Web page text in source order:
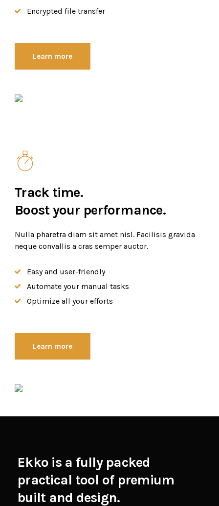
Encrypted file transfer
Learn more
Track time.
Boost your performance.
Nulla pharetra diam sit amet nisl. Facilisis gravida
neque convallis a cras semper auctor.
Easy and user-friendly
Automate your manual tasks
Optimize all your efforts
Learn more
Ekko is a fully packed
practical tool of premium
built and design.